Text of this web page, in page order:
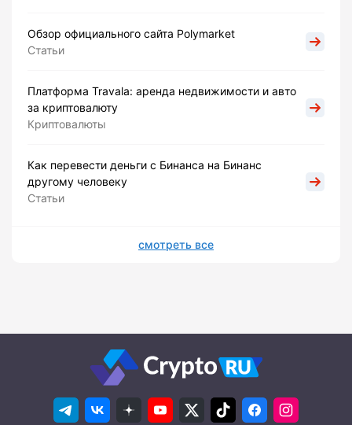
Обзор официального сайта Polymarket
Статьи
Платформа Travala: аренда недвижимости и авто
за криптовалюту
Криптовалюты
Как перевести деньги с Бинанса на Бинанс
другому человеку
Статьи
смотреть все